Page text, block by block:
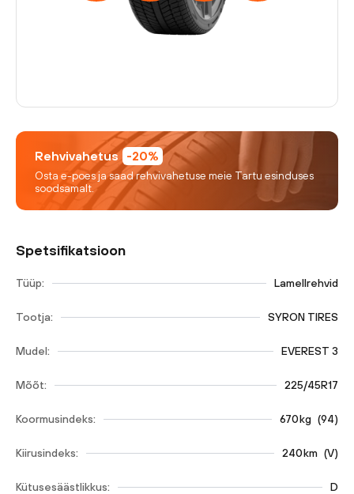
Rehvivahetus -20%
Osta e-poes ja saad rehvivahetuse meie Tartu esinduses
soodsamalt.
Spetsifikatsioon
Tüüp: Lamellrehvid
Tootja: SYRON TIRES
Mudel: EVEREST 3
Mõõt: 225/45R17
Koormusindeks: 670kg (94)
Kiirusindeks: 240km (V)
Kütusesäästlikkus: D